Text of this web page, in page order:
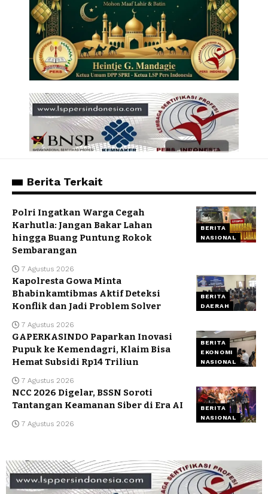
Berita Terkait
BERITA
NASIONAL
Polri Ingatkan Warga Cegah
Karhutla: Jangan Bakar Lahan
hingga Buang Puntung Rokok
Sembarangan
7 Agustus 2026
BERITA
DAERAH
Kapolresta Gowa Minta
Bhabinkamtibmas Aktif Deteksi
Konflik dan Jadi Problem Solver
7 Agustus 2026
BERITA
EKONOMI
NASIONAL
GAPERKASINDO Paparkan Inovasi
Pupuk ke Kemendagri, Klaim Bisa
Hemat Subsidi Rp14 Triliun
7 Agustus 2026
BERITA
NASIONAL
NCC 2026 Digelar, BSSN Soroti
Tantangan Keamanan Siber di Era AI
7 Agustus 2026